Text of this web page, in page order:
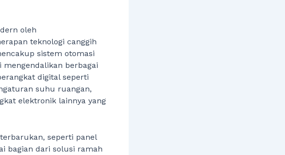
oleh
teknologi canggih
sistem otomasi
berbagai
digital seperti
suhu ruangan,
elektronik lainnya yang
seperti panel
bagian dari solusi ramah